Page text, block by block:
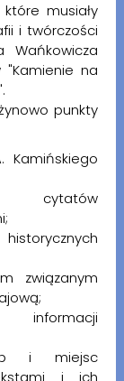
musiały
i twórczości
Wańkowicza
na
punkty
cytatów
związanym
informacji
i miejsc